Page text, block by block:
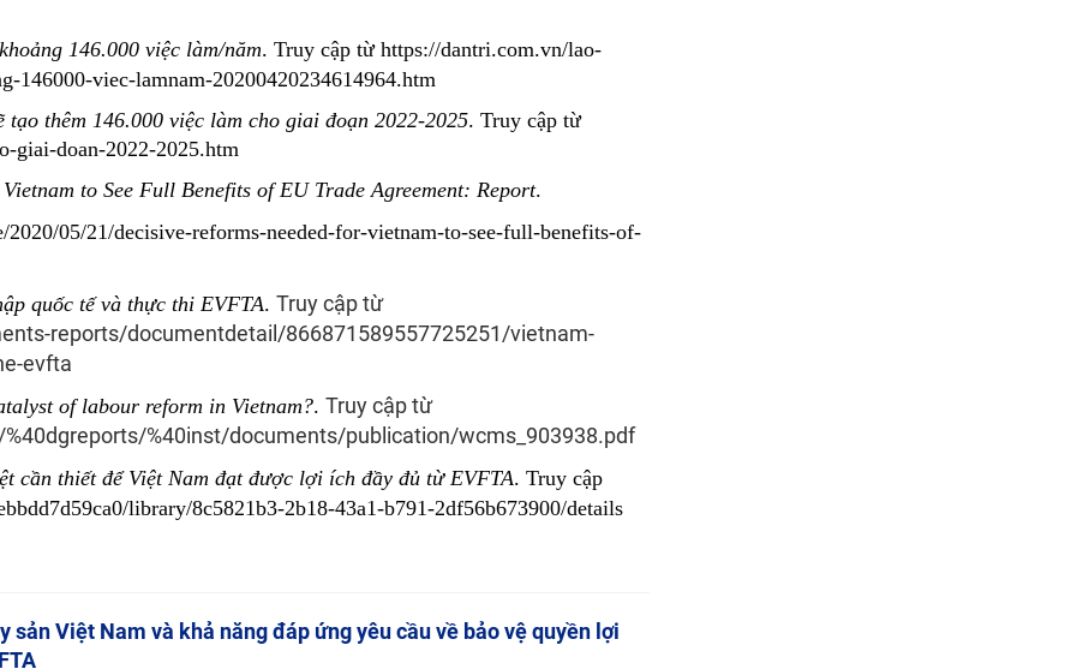
146.000 việc làm/năm. Truy cập từ https://dantri.com.vn/lao-
146000-viec-lamnam-20200420234614964.htm
tạo thêm 146.000 việc làm cho giai đoạn 2022-2025. Truy cập từ
giai-doan-2022-2025.htm
to See Full Benefits of EU Trade Agreement: Report.
05/21/decisive-reforms-needed-for-vietnam-to-see-full-benefits-of-
quốc tế và thực thi EVFTA. Truy cập từ
reports/documentdetail/866871589557725251/vietnam-
evfta
of labour reform in Vietnam?. Truy cập từ
%40inst/documents/publication/wcms_903938.pdf
cần thiết để Việt Nam đạt được lợi ích đầy đủ từ EVFTA. Truy cập
library/8c5821b3-2b18-43a1-b791-2df56b673900/details
sản Việt Nam và khả năng đáp ứng yêu cầu về bảo vệ quyền lợi